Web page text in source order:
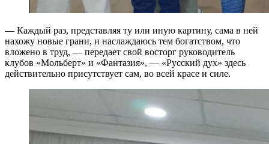
— Каждый раз, представляя ту или иную картину, сама в ней
нахожу новые грани, и наслаждаюсь тем богатством, что
вложено в труд, — передает свой восторг руководитель
клубов «Мольберт» и «Фантазия», — «Русский дух» здесь
действительно присутствует сам, во всей красе и силе.